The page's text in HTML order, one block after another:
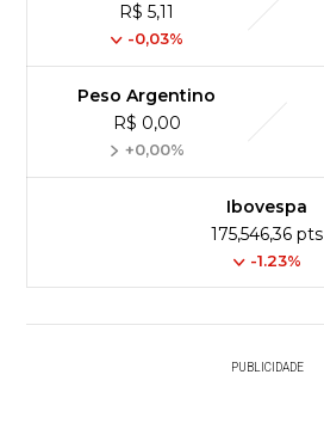
R$ 5,11
-0,03%
Peso Argentino
R$ 0,00
+0,00%
Ibovespa
175,546,36 pts
-1.23%
PUBLICIDADE